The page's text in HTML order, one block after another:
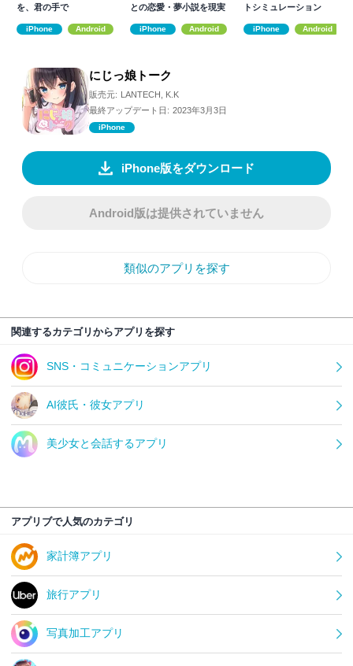
を、君の手で
iPhone Android
との恋愛・夢小説を現実
iPhone Android
トシミュレーション
iPhone Android
にじっ娘トーク
販売元: LANTECH, K.K
最終アップデート日: 2023年3月3日
iPhone
iPhone版をダウンロード
Android版は提供されていません
類似のアプリを探す
関連するカテゴリからアプリを探す
SNS・コミュニケーションアプリ
AI彼氏・彼女アプリ
美少女と会話するアプリ
アプリブで人気のカテゴリ
家計簿アプリ
旅行アプリ
写真加工アプリ